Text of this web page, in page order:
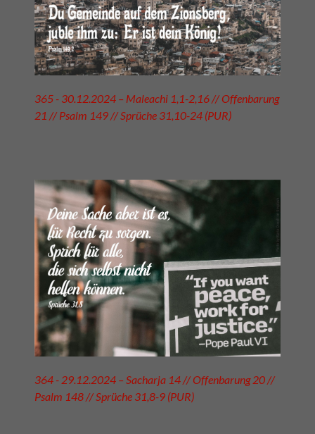
365 - 30.12.2024 – Maleachi 1,1-2,16 // Offenbarung
21 // Psalm 149 // Sprüche 31,10-24 (PUR)
364 - 29.12.2024 – Sacharja 14 // Offenbarung 20 //
Psalm 148 // Sprüche 31,8-9 (PUR)